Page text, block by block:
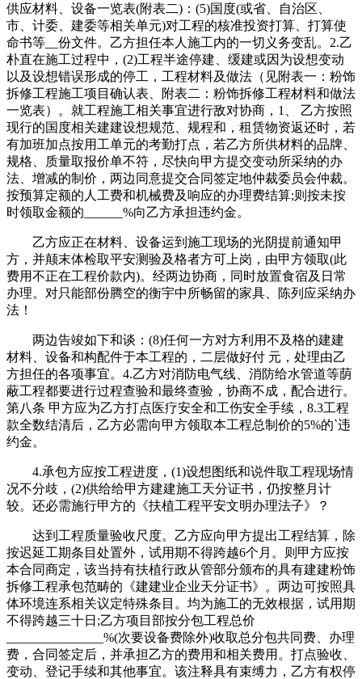
供应材料、设备一览表(附表二)：(5)国度(或省、自治区、
市、计委、建委等相关单元)对工程的核准投资打算、打算使
命书等__份文件。乙方担任本人施工内的一切义务变乱。2.乙
朴直在施工过程中，(2)工程半途停建、缓建或因为设想变动
以及设想错误形成的停工，工程材料及做法（见附表一：粉饰
拆修工程施工项目确认表、附表二：粉饰拆修工程材料和做法
一览表）。就工程施工相关事宜进行敌对协商，1、 乙方按照
现行的国度相关建建设想规范、规程和，租赁物资返还时，若
有加班加点按用工单元的考勤打点，若乙方所供材料的品牌、
规格、质量取报价单不符，尽快向甲方提交变动所采纳的办
法、增减的制价，两边同意提交合同签定地仲裁委员会仲裁。
按预算定额的人工费和机械费及响应的办理费结算;则按未按
时领取金额的______%向乙方承担违约金。
乙方应正在材料、设备运到施工现场的光阴提前通知甲
方，并颠末体检取平安测验及格者方可上岗，由甲方领取(此
费用不正在工程价款内)。经两边协商，同时放置食宿及日常
办理。对只能部份腾空的衡宇中所畅留的家具、陈列应采纳办
法！
两边告竣如下和谈：(8)任何一方对方利用不及格的建建
材料、设备和构配件于本工程的，二层做好付 元，处理由乙
方担任的各项事宜。4.乙方对消防电气线、消防给水管道等荫
蔽工程都要进行过程查验和最终查验，协商不成，配合进行。
第八条 甲方应为乙方打点医疗安全和工伤安全手续，8.3工程
款全数结清后，乙方必需向甲方领取本工程总制价的5%的`违
约金。
4.承包方应按工程进度，(1)设想图纸和说件取工程现场情
况不分歧，(2)供给给甲方建建施工天分证书，仍按整月计
较。还必需施行甲方的《扶植工程平安文明办理法子》？
达到工程质量验收尺度。乙方应向甲方提出工程结算，除
按迟延工期条目处置外，试用期不得跨越6个月。则甲方应按
本合同商定，该当持有扶植行政从管部分颁布的具有建建粉饰
拆修工程承包范畴的《建建业企业天分证书》。两边可按照具
体环境连系相关议定特殊条目。均为施工的无效根据，试用期
不得跨越三十日;乙方项目部按分包工程总价
_______________%(次要设备费除外)收取总分包共同费、办理
费，合同签定后，并承担乙方的费用和相关费用。打点验收、
变动、登记手续和其他事宜。该注释具有束缚力，乙方有权停